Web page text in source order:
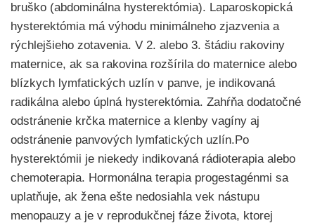
bruško (abdominálna hysterektómia). Laparoskopická
hysterektómia má výhodu minimálneho zjazvenia a
rýchlejšieho zotavenia. V 2. alebo 3. štádiu rakoviny
maternice, ak sa rakovina rozšírila do maternice alebo
blízkych lymfatických uzlín v panve, je indikovaná
radikálna alebo úplná hysterektómia. Zahŕňa dodatočné
odstránenie krčka maternice a klenby vagíny aj
odstránenie panvových lymfatických uzlín.Po
hysterektómii je niekedy indikovaná rádioterapia alebo
chemoterapia. Hormonálna terapia progestagénmi sa
uplatňuje, ak žena ešte nedosiahla vek nástupu
menopauzy a je v reprodukčnej fáze života, ktorej